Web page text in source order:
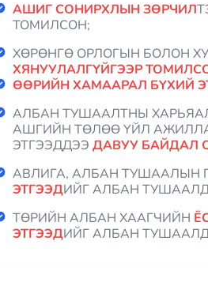
АШИГ СОНИРХЛЫН ЗӨРЧИЛ
ТОМИЛСОН;
ХӨРӨНГӨ ОРЛОГЫН БОЛОН
ХЯНУУЛАЛГҮЙГЭЭР
ӨӨРИЙН ХАМААРАЛ БҮХИЙ
АЛБАН ТУШААЛТНЫ
АШГИЙН ТӨЛӨӨ ҮЙЛ
ЭТГЭЭДДЭЭ ДАВУУ БАЙДАЛ
АВЛИГА, АЛБАН ТУШААЛЫН
ЭТГЭЭДИЙГ АЛБАН
ТӨРИЙН АЛБАН ХААГЧИЙН
ЭТГЭЭДИЙГ АЛБАН